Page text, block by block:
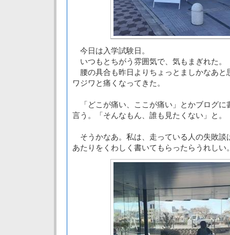
今日は入学試験日。
いつもとちがう雰囲気で、気もまぎれた。
腰の具合も昨日よりちょっとましかなあと
ワジワと痛くなってきた。
「どこが痛い、ここが痛い」とかブログに
言う。「そんなもん、誰も見たくない」と。
そうかなあ。私は、走っている人の失敗談
あたりをくわしく書いてもらったらうれしい